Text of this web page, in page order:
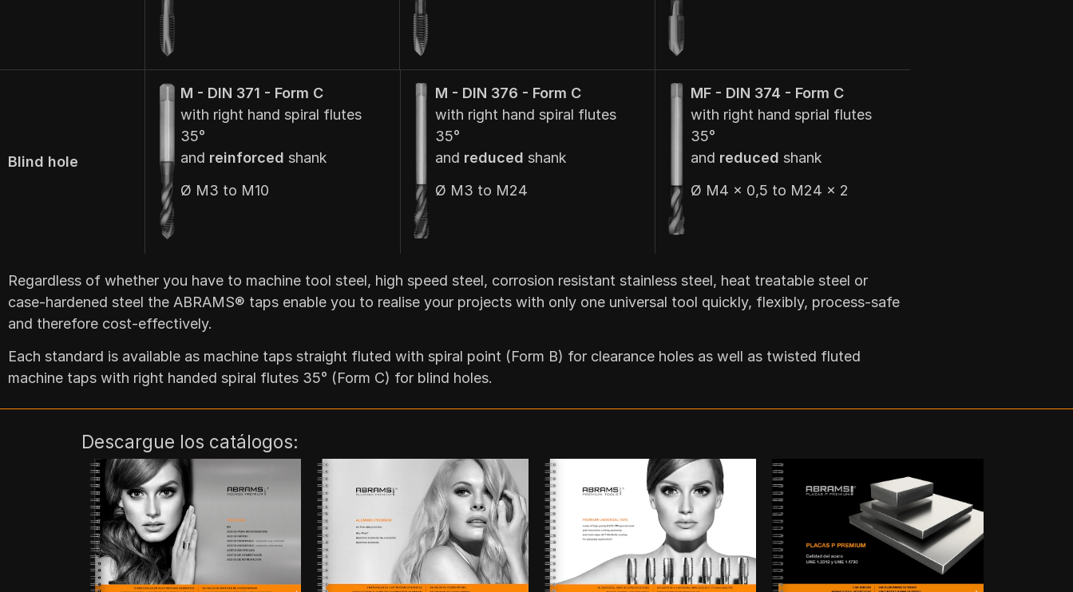
Blind hole
M - DIN 371 - Form C
with right hand spiral flutes
35°
and reinforced shank
Ø M3 to M10
M - DIN 376 - Form C
with right hand spiral flutes
35°
and reduced shank
Ø M3 to M24
MF - DIN 374 - Form C
with right hand sprial flutes
35°
and reduced shank
Ø M4 x 0,5 to M24 x 2
Regardless of whether you have to machine tool steel, high speed steel, corrosion resistant stainless steel, heat treatable steel or
case-hardened steel the ABRAMS® taps enable you to realise your projects with only one universal tool quickly, flexibly, process-safe
and therefore cost-effectively.
Each standard is available as machine taps straight fluted with spiral point (Form B) for clearance holes as well as twisted fluted
machine taps with right handed spiral flutes 35° (Form C) for blind holes.
Descargue los catálogos: